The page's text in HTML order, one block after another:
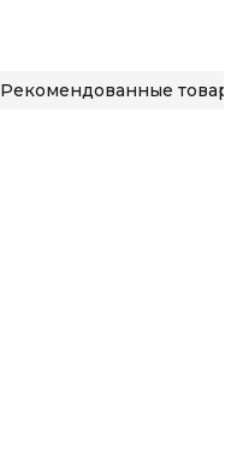
Рекомендованные товары